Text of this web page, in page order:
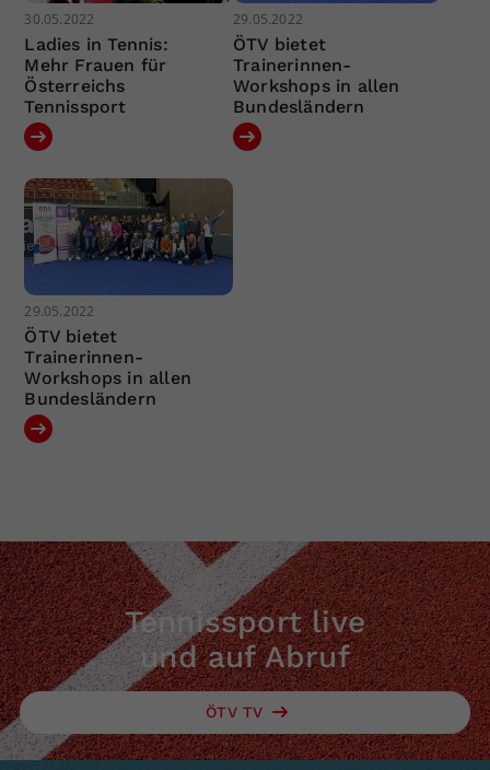
30.05.2022
Ladies in Tennis:
Mehr Frauen für
Österreichs
Tennissport
29.05.2022
ÖTV bietet
Trainerinnen-
Workshops in allen
Bundesländern
29.05.2022
ÖTV bietet
Trainerinnen-
Workshops in allen
Bundesländern
Tennissport live
und auf Abruf
ÖTV TV